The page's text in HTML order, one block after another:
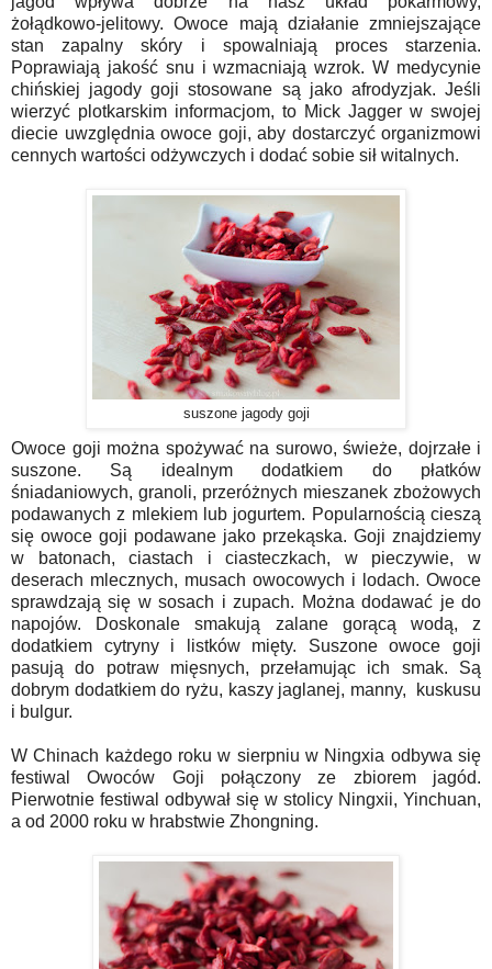
żołądkowo-jelitowy. Owoce mają działanie zmniejszające
stan zapalny skóry i spowalniają proces starzenia.
Poprawiają jakość snu i wzmacniają wzrok. W medycynie
chińskiej jagody goji stosowane są jako afrodyzjak. Jeśli
wierzyć plotkarskim informacjom, to Mick Jagger w swojej
diecie uwzględnia owoce goji, aby dostarczyć organizmowi
cennych wartości odżywczych i dodać sobie sił witalnych.
suszone jagody goji
Owoce goji można spożywać na surowo, świeże, dojrzałe i
suszone. Są idealnym dodatkiem do płatków
śniadaniowych, granoli, przeróżnych mieszanek zbożowych
podawanych z mlekiem lub jogurtem. Popularnością cieszą
się owoce goji podawane jako przekąska. Goji znajdziemy
w batonach, ciastach i ciasteczkach, w pieczywie, w
deserach mlecznych, musach owocowych i lodach. Owoce
sprawdzają się w sosach i zupach. Można dodawać je do
napojów. Doskonale smakują zalane gorącą wodą, z
dodatkiem cytryny i listków mięty. Suszone owoce goji
pasują do potraw mięsnych, przełamując ich smak. Są
dobrym dodatkiem do ryżu, kaszy jaglanej, manny, kuskusu
i bulgur.
W Chinach każdego roku w sierpniu w Ningxia odbywa się
festiwal Owoców Goji połączony ze zbiorem jagód.
Pierwotnie festiwal odbywał się w stolicy Ningxii, Yinchuan,
a od 2000 roku w hrabstwie Zhongning.